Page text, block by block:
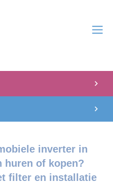
inverter in
huren of kopen?
filter en installatie